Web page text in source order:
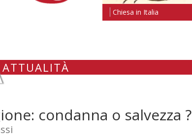
Chiesa in Italia
ATTUALITÀ
condanna o salvezza ?